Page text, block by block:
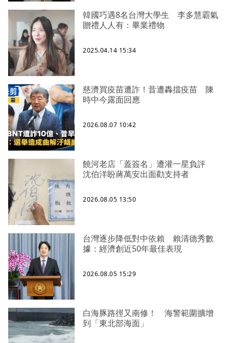
韓國巧遇8名台灣大學生 李多慧霸氣
贈禮人人有：畢業禮物
2025.04.14 15:34
慈濟買疫苗遭詐！昔遭轟擋疫苗 陳
時中今露面回應
2026.08.07 10:42
饒河老店「蓋簽名」遭灌一星負評
沈伯洋盼蔣萬安出面勸支持者
2026.08.05 13:50
台灣逐步降低對中依賴 賴清德秀數
據：經濟創近50年最佳表現
2026.08.05 15:29
白海豚路徑又南修！ 海警範圍擴增
到「東北部海面」